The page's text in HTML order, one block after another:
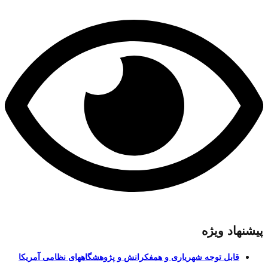
پیشنهاد ویژه
قابل توجه شهریاری و همفکرانش و پژوهشگاههای نظامی آمریکا